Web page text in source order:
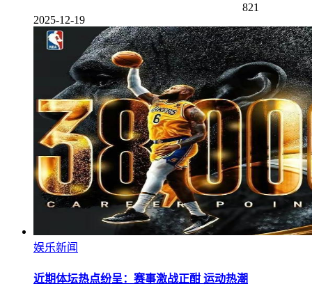
821
2025-12-19
娱乐新闻
近期体坛热点纷呈：赛事激战正酣 运动热潮